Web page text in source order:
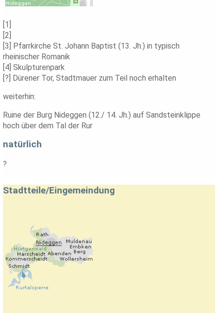
[1]
[2]
[3] Pfarrkirche St. Johann Baptist (13. Jh.) in typisch
rheinischer Romanik
[4] Skulpturenpark
[?] Dürener Tor, Stadtmauer zum Teil noch erhalten
weiterhin:
Ruine der Burg Nideggen (12./ 14. Jh.) auf Sandsteinklippe
hoch über dem Tal der Rur
natürlich
?
Stadtteile/Eingemeindung